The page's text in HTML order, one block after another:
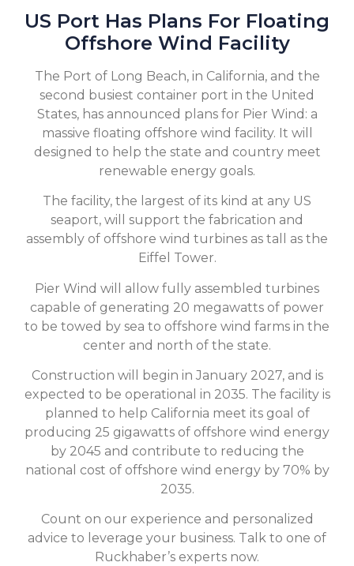
US Port Has Plans For Floating
Offshore Wind Facility
The Port of Long Beach, in California, and the
second busiest container port in the United
States, has announced plans for Pier Wind: a
massive floating offshore wind facility. It will
designed to help the state and country meet
renewable energy goals.
The facility, the largest of its kind at any US
seaport, will support the fabrication and
assembly of offshore wind turbines as tall as the
Eiffel Tower.
Pier Wind will allow fully assembled turbines
capable of generating 20 megawatts of power
to be towed by sea to offshore wind farms in the
center and north of the state.
Construction will begin in January 2027, and is
expected to be operational in 2035. The facility is
planned to help California meet its goal of
producing 25 gigawatts of offshore wind energy
by 2045 and contribute to reducing the
national cost of offshore wind energy by 70% by
2035.
Count on our experience and personalized
advice to leverage your business. Talk to one of
Ruckhaber’s experts now.